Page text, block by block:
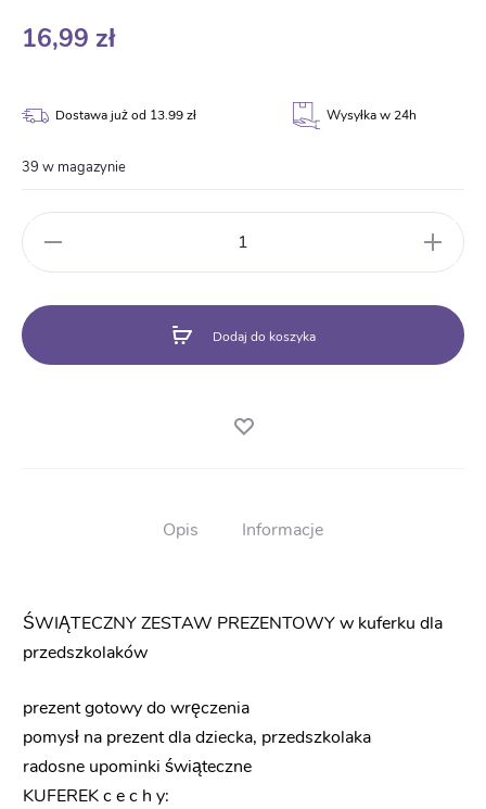
16,99 zł
Dostawa już od 13.99 zł Wysyłka w 24h
39 w magazynie
ŚWIĄTECZNA
dla
prezenty
Dodaj do koszyka
Opis Informacje
ŚWIĄTECZNY ZESTAW PREZENTOWY w kuferku dla
przedszkolaków
prezent gotowy do wręczenia
pomysł na prezent dla dziecka, przedszkolaka
radosne upominki świąteczne
KUFEREK c e c h y: